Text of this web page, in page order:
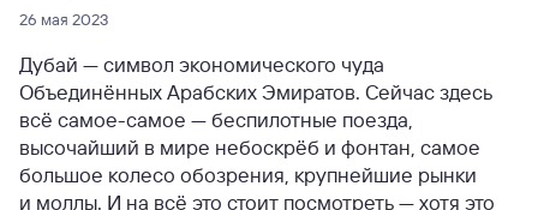
26 мая 2023
Дубай — символ экономического чуда
Объединённых Арабских Эмиратов. Сейчас здесь
всё самое-самое — беспилотные поезда,
высочайший в мире небоскрёб и фонтан, самое
большое колесо обозрения, крупнейшие рынки
и моллы. И на всё это стоит посмотреть — хотя это